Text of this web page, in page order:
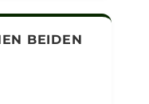
BEIDEN